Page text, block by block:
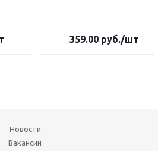
359.00руб./шт
Новости
Вакансии